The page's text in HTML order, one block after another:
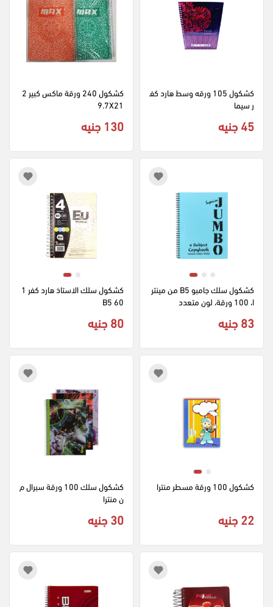
كشكول 105 ورقه وسط هارد كف
ر سيما
45 جنيه
كشكول 240 ورقة ماكس كبير 2
9.7X21
130 جنيه
كشكول سلك جامبو B5 من مينتر
ا، 100 ورقة، لون متعدد
83 جنيه
كشكول سلك الاستاذ هارد كفر 1
60 B5
80 جنيه
كشكول 100 ورقة مسطر منترا
22 جنيه
كشكول سلك 100 ورقة سبرال م
ن منترا
30 جنيه